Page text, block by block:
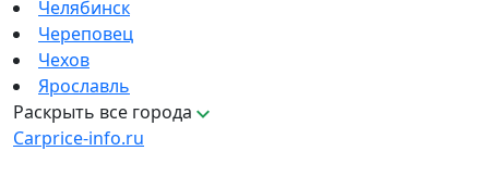
Челябинск
Череповец
Чехов
Ярославль
Раскрыть все города
Carprice-info.ru